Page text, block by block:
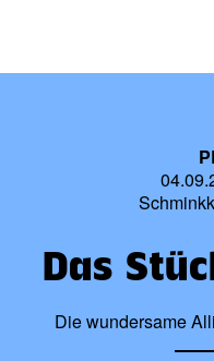
Das
Die wundersame